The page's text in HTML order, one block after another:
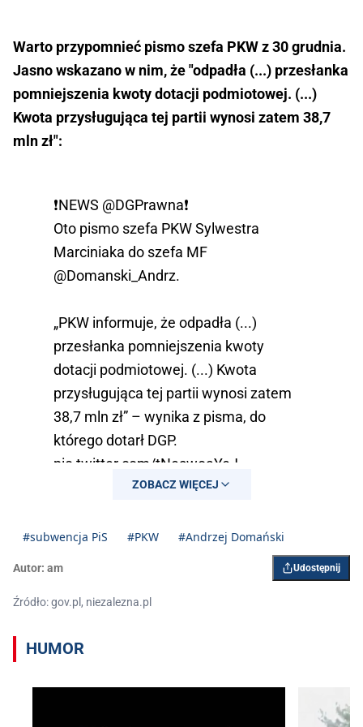
Warto przypomnieć pismo szefa PKW z 30 grudnia.
Jasno wskazano w nim, że "odpadła (...) przesłanka
pomniejszenia kwoty dotacji podmiotowej. (...)
Kwota przysługująca tej partii wynosi zatem 38,7
mln zł":
❗NEWS @DGPrawna❗
Oto pismo szefa PKW Sylwestra
Marciniaka do szefa MF
@Domanski_Andrz.
„PKW informuje, że odpadła (...)
przesłanka pomniejszenia kwoty
dotacji podmiotowej. (...) Kwota
przysługująca tej partii wynosi zatem
38,7 mln zł” – wynika z pisma, do
którego dotarł DGP.
pic.twitter.com/tNeswoaYeJ
ZOBACZ WIĘCEJ
#subwencja PiS #PKW #Andrzej Domański
Autor: am Udostępnij
Źródło: gov.pl, niezalezna.pl
HUMOR